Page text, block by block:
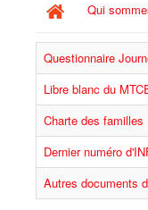
Qui
Questionnaire
Libre blanc du
Charte des familles
Dernier numéro
Autres documents